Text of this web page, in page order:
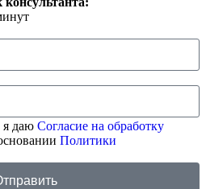
я даю Согласие на обработку
Политики